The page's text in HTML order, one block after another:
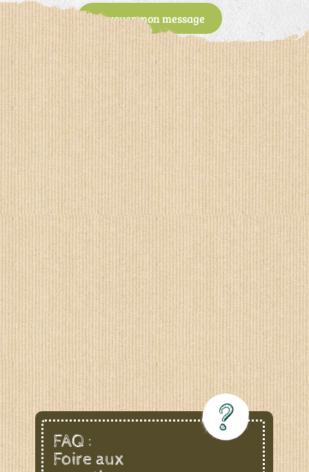
Envoyer mon message
FAQ :
Foire aux